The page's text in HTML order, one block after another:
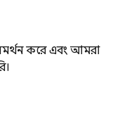
করে এবং আমরা